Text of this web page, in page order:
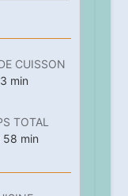
CUISSON
minutes
min
TOTAL
58 minutes
min